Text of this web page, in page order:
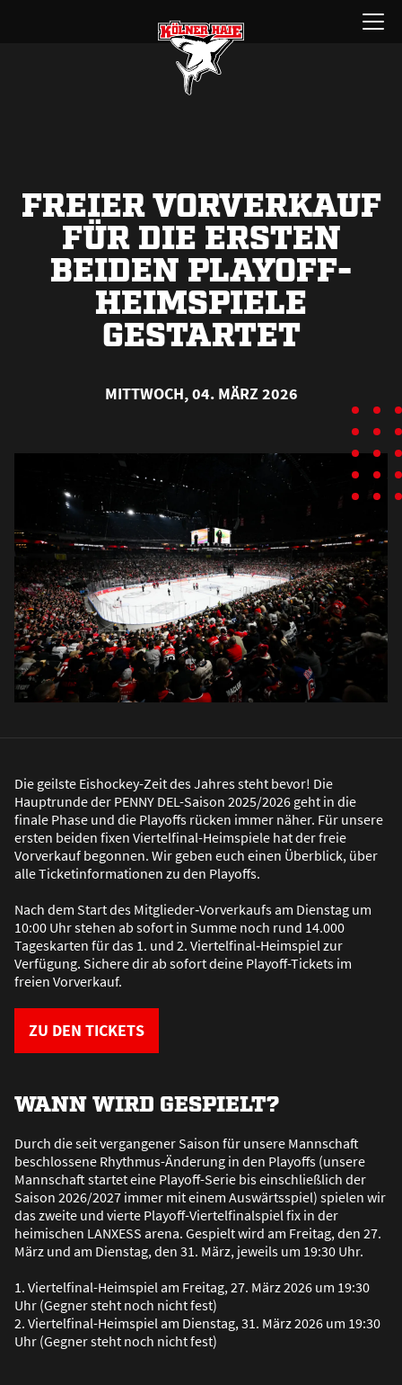
Menü
öffnen
FREIER VORVERKAUF
FÜR DIE ERSTEN
BEIDEN PLAYOFF-
HEIMSPIELE
GESTARTET
MITTWOCH, 04. MÄRZ 2026
Die geilste Eishockey-Zeit des Jahres steht bevor! Die
Hauptrunde der PENNY DEL-Saison 2025/2026 geht in die
finale Phase und die Playoffs rücken immer näher. Für unsere
ersten beiden fixen Viertelfinal-Heimspiele hat der freie
Vorverkauf begonnen. Wir geben euch einen Überblick, über
alle Ticketinformationen zu den Playoffs.
Nach dem Start des Mitglieder‑Vorverkaufs am Dienstag um
10:00 Uhr stehen ab sofort in Summe noch rund 14.000
Tageskarten für das 1. und 2. Viertelfinal‑Heimspiel zur
Verfügung. Sichere dir ab sofort deine Playoff-Tickets im
freien Vorverkauf.
ZU DEN TICKETS
WANN WIRD GESPIELT?
Durch die seit vergangener Saison für unsere Mannschaft
beschlossene Rhythmus-Änderung in den Playoffs (unsere
Mannschaft startet eine Playoff-Serie bis einschließlich der
Saison 2026/2027 immer mit einem Auswärtsspiel) spielen wir
das zweite und vierte Playoff-Viertelfinalspiel fix in der
heimischen LANXESS arena. Gespielt wird am Freitag, den 27.
März und am Dienstag, den 31. März, jeweils um 19:30 Uhr.
1. Viertelfinal-Heimspiel am Freitag, 27. März 2026 um 19:30
Uhr (Gegner steht noch nicht fest)
2. Viertelfinal-Heimspiel am Dienstag, 31. März 2026 um 19:30
Uhr (Gegner steht noch nicht fest)